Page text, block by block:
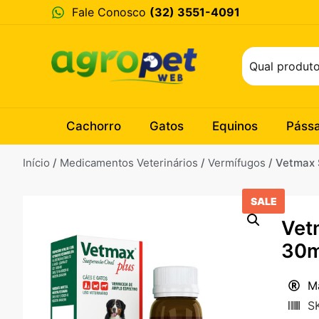
Fale Conosco (32) 3551-4091
Cachorro Gatos Equinos
Início / Medicamentos Veterinários / Vermífugos / Vetmax
SALE